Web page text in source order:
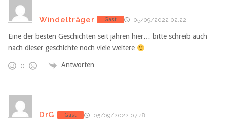
Windelträger Gast 05/09/2022 02:22
Eine der besten Geschichten seit jahren hier… bitte schreib auch
nach dieser geschichte noch viele weitere
0 Antworten
DrG Gast 05/09/2022 07:48